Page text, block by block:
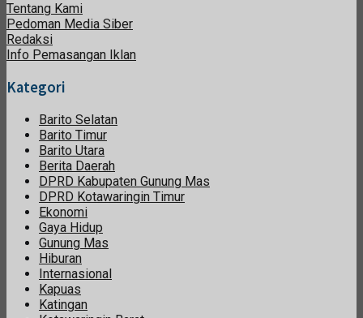
Tentang Kami
Pedoman Media Siber
Redaksi
Info Pemasangan Iklan
Kategori
Barito Selatan
Barito Timur
Barito Utara
Berita Daerah
DPRD Kabupaten Gunung Mas
DPRD Kotawaringin Timur
Ekonomi
Gaya Hidup
Gunung Mas
Hiburan
Internasional
Kapuas
Katingan